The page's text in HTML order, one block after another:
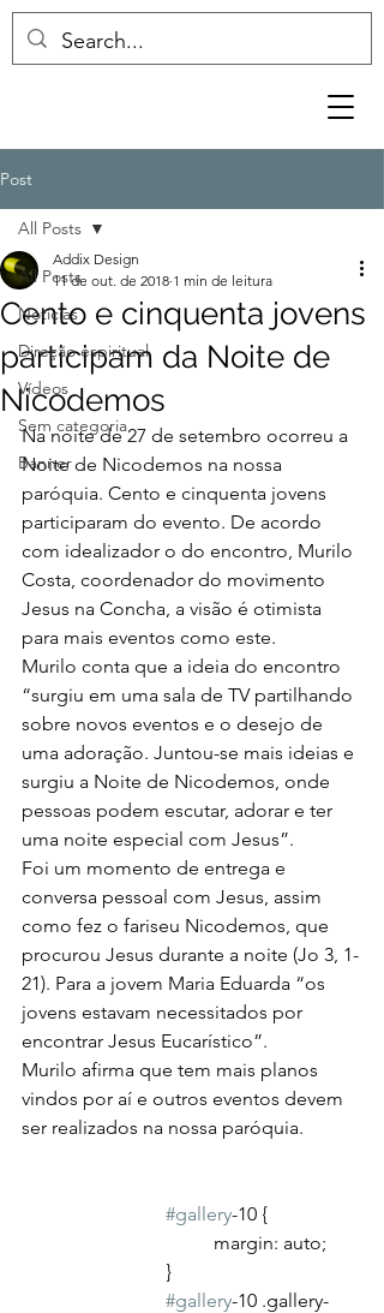
Post
All Posts
Notícias
Direção espiritual
Vídeos
Sem categoria
Banner
All Posts
Cento e cinquenta jovens
participam da Noite de
Nicodemos
Addix Design
11 de out. de 2018 1 min de leitura
Na noite de 27 de setembro ocorreu a
Noite de Nicodemos na nossa
paróquia. Cento e cinquenta jovens
participaram do evento. De acordo
com idealizador o do encontro, Murilo
Costa, coordenador do movimento
Jesus na Concha, a visão é otimista
para mais eventos como este.
Murilo conta que a ideia do encontro
“surgiu em uma sala de TV partilhando
sobre novos eventos e o desejo de
uma adoração. Juntou-se mais ideias e
surgiu a Noite de Nicodemos, onde
pessoas podem escutar, adorar e ter
uma noite especial com Jesus”.
Foi um momento de entrega e
conversa pessoal com Jesus, assim
como fez o fariseu Nicodemos, que
procurou Jesus durante a noite (Jo 3, 1-
21). Para a jovem Maria Eduarda “os
jovens estavam necessitados por
encontrar Jesus Eucarístico”.
Murilo afirma que tem mais planos
vindos por aí e outros eventos devem
ser realizados na nossa paróquia.
#gallery-10 {
				margin: auto;
			}
#gallery-10 .gallery-